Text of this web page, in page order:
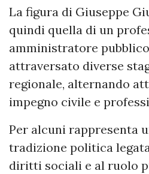
La figura di Giuseppe
quindi quella di un
amministratore
attraversato diverse
regionale, alternando
impegno civile e
Per alcuni rappresenta
tradizione politica
diritti sociali e al ruolo